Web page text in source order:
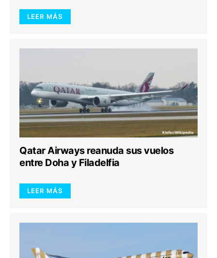
LEER MÁS
Qatar Airways reanuda sus vuelos
entre Doha y Filadelfia
LEER MÁS